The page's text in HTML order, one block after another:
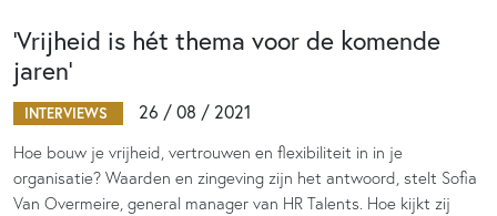
‘Vrijheid is hét thema voor de komende
jaren’
INTERVIEWS 26 / 08 / 2021
Hoe bouw je vrijheid, vertrouwen en flexibiliteit in in je
organisatie? Waarden en zingeving zijn het antwoord, stelt Sofia
Van Overmeire, general manager van HR Talents. Hoe kijkt zij